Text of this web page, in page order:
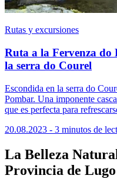
Rutas y excursiones
Ruta a la Fervenza do
la serra do Courel
Escondida en la serra do
Pombar. Una imponente
que es perfecta para
20.08.2023 - 3 minutos de
La Belleza
Provincia de Lugo